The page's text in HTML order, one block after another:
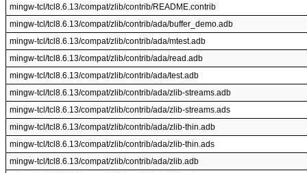
mingw-tcl/tcl8.6.13/compat/zlib/contrib/README.contrib
mingw-tcl/tcl8.6.13/compat/zlib/contrib/ada/buffer_demo.adb
mingw-tcl/tcl8.6.13/compat/zlib/contrib/ada/mtest.adb
mingw-tcl/tcl8.6.13/compat/zlib/contrib/ada/read.adb
mingw-tcl/tcl8.6.13/compat/zlib/contrib/ada/test.adb
mingw-tcl/tcl8.6.13/compat/zlib/contrib/ada/zlib-streams.adb
mingw-tcl/tcl8.6.13/compat/zlib/contrib/ada/zlib-streams.ads
mingw-tcl/tcl8.6.13/compat/zlib/contrib/ada/zlib-thin.adb
mingw-tcl/tcl8.6.13/compat/zlib/contrib/ada/zlib-thin.ads
mingw-tcl/tcl8.6.13/compat/zlib/contrib/ada/zlib.adb